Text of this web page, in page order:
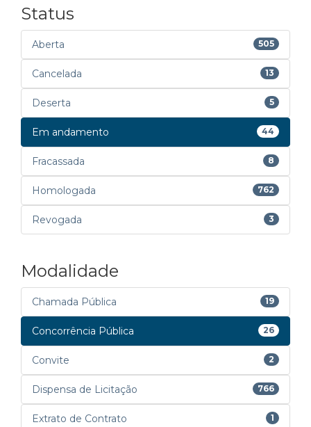
Status
Aberta 505
Cancelada 13
Deserta 5
Em andamento 44
Fracassada 8
Homologada 762
Revogada 3
Modalidade
Chamada Pública 19
Concorrência Pública 26
Convite 2
Dispensa de Licitação 766
Extrato de Contrato 1